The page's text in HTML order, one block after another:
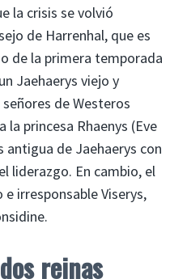
la crisis se volvió
de Harrenhal, que es
de la primera temporada
Jaehaerys viejo y
de Westeros
princesa Rhaenys (Eve
antigua de Jaehaerys con
liderazgo. En cambio, el
irresponsable Viserys,
reinas